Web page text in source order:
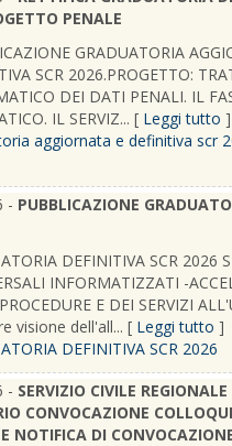
PENALE
GRADUATORIA
SCR 2026.PROGETTO:
DEI DATI PENALI. IL
IL SERVIZ... [ Leggi tutto ]
aggiornata e definitiva scr
- PUBBLICAZIONE
DEFINITIVA SCR 2026
INFORMATIZZATI -
E DEI SERVIZI
visione dell'all... [ Leggi tutto ]
DEFINITIVA SCR 2026
- SERVIZIO CIVILE
CONVOCAZIONE
NOTIFICA DI